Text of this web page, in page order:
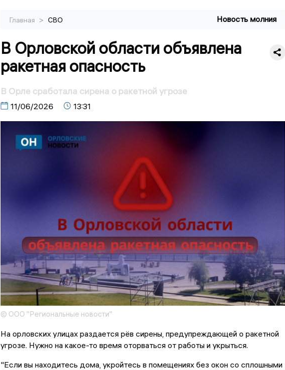
Главная > СВО Новость молния
В Орловской области объявлена
ракетная опасность
В Орле сработала сирена о ракетной угрозе
11/06/2026 13:31
© ООО "Региональные новости"
На орловских улицах раздается рёв сирены, предупреждающей о ракетной
угрозе. Нужно на какое-то время оторваться от работы и укрыться.
"Если вы находитесь дома, укройтесь в помещениях без окон со сплошными